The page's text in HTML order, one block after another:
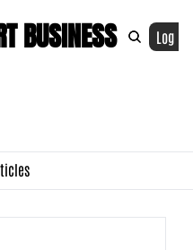
BUSINESS Log In